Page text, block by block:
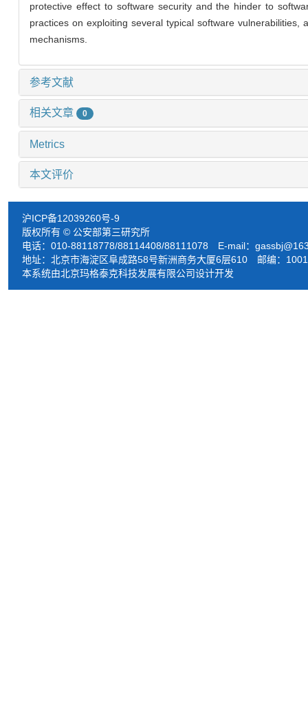
protective effect to software security and the hinder to
practices on exploiting several typical software
mechanisms.
参考文献
相关文章 0
Metrics
本文评价
沪ICP备12039260号-9
版权所有 © 公安部第三研究所
电话：010-88118778/88114408/88111078 E-mail：
地址：北京市海淀区阜成路58号新洲商务大厦6层610 邮编：
本系统由北京玛格泰克科技发展有限公司设计开发